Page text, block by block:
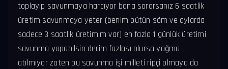
toplayıp savunmaya harcıyor bana sorarsanız 6 saatlik
üretim savunmaya yeter (benim bütün söm ve aylarda
sadece 3 saatlik üretimim var) en fazla 1 günlük üretimi
savunma yapabilsin derim fazlası olursa yağma
atılmıyor zaten bu savunma işi milleti ripçi olmaya da